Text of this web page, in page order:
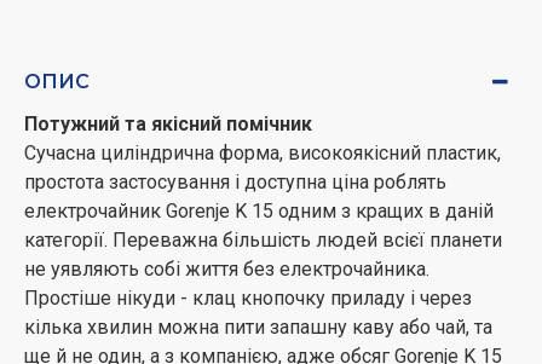
Якісний, надійний та сучасний чайник Gorenje K 15
ОПИС
Потужний та якісний помічник
Сучасна циліндрична форма, високоякісний пластик,
простота застосування і доступна ціна роблять
електрочайник Gorenje K 15 одним з кращих в даній
категорії. Переважна більшість людей всієї планети
не уявляють собі життя без електрочайника.
Простіше нікуди - клац кнопочку приладу і через
кілька хвилин можна пити запашну каву або чай, та
ще й не один, а з компанією, адже обсяг Gorenje K 15